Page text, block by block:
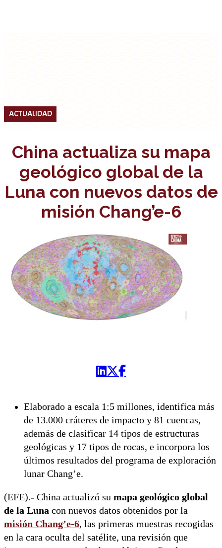
ACTUALIDAD
China actualiza su mapa
geológico global de la
Luna con nuevos datos de
misión Chang’e-6
Elaborado a escala 1:5 millones, identifica más
de 13.000 cráteres de impacto y 81 cuencas,
además de clasificar 14 tipos de estructuras
geológicas y 17 tipos de rocas, e incorpora los
últimos resultados del programa de exploración
lunar Chang’e.
(EFE).- China actualizó su mapa geológico global
de la Luna con nuevos datos obtenidos por la
misión Chang’e-6, las primeras muestras recogidas
en la cara oculta del satélite, una revisión que